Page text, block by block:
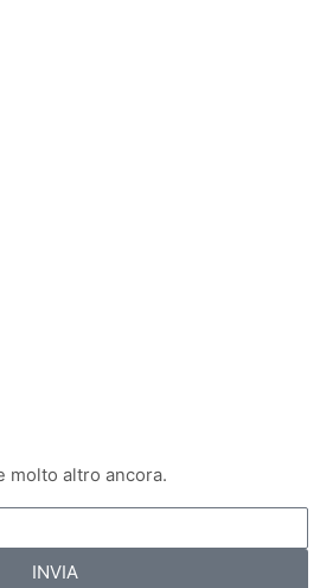
molto altro ancora.
INVIA